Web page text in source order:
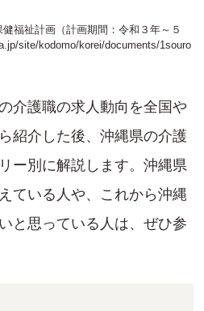
福祉計画（計画期間：令和３年～５
site/kodomo/korei/documents/1souro
介護職の求人動向を全国や
紹介した後、沖縄県の介護
ー別に解説します。沖縄県
ている人や、これから沖縄
と思っている人は、ぜひ参